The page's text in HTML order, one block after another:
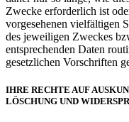
Zwecke erforderlich ist
vorgesehenen vielfältigen
des jeweiligen Zweckes
entsprechenden Daten
gesetzlichen Vorschriften
IHRE RECHTE AUF
LÖSCHUNG UND